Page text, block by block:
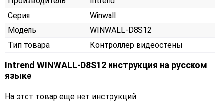
Серия
Winwall
Модель
WINWALL-D8S12
Тип товара
Контроллер видеостены
Intrend WINWALL-D8S12 инструкция на русском
языке
На этот товар еще нет инструкций